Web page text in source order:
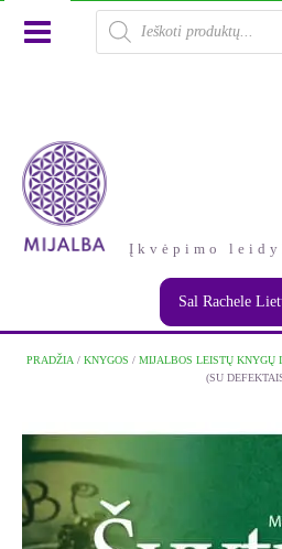
Products
search
Įkvėpimo
Sal Rachele
PRADŽIA / KNYGOS / MIJALBOS LEISTŲ KNYGŲ
(SU